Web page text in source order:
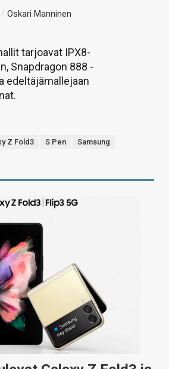
/Oskari Manninen
tarjoavat IPX8-
Snapdragon 888 -
edeltäjämallejaan
Z Fold3 S Pen
Samsung